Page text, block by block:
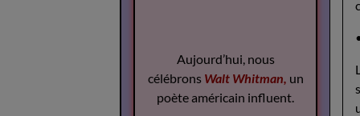
Aujourd’hui, nous
célébrons Walt Whitman, un
poète américain influent.